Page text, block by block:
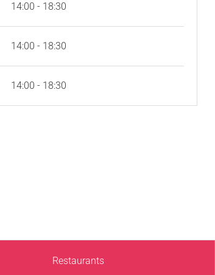
14:00 - 18:30
14:00 - 18:30
14:00 - 18:30
Restaurants